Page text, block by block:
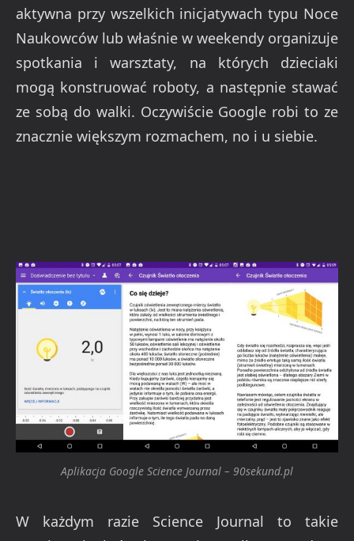
aktywna przy wszelkich inicjatywach typu Noce
Naukowców lub właśnie w weekendy organizuje
spotkania i warsztaty, na których dzieciaki
mogą konstruować roboty, a następnie stawać
ze sobą do walki. Oczywiście Google robi to ze
znacznie większym rozmachem, no i u siebie.
Aplikacja Google Science Journal – 90sekund.pl
W każdym razie Science Journal to takie